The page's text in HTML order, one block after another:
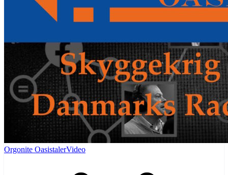
Orgonite OasistalerVideo